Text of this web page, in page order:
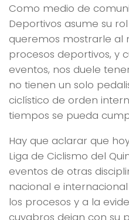
Como medio de
Deportivos asume su
queremos mostrarle al
procesos deportivos, y
eventos, nos duele
no tienen un solo
ciclístico de orden
tiempos se pueda
Hay que aclarar que
Liga de Ciclismo del
eventos de otras
nacional e
los procesos y a la
cuyabros dejan con su